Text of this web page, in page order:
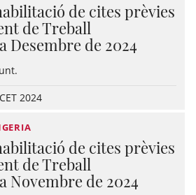
de cites prèvies
de Treball
Desembre de 2024
2024
de cites prèvies
de Treball
Novembre de 2024